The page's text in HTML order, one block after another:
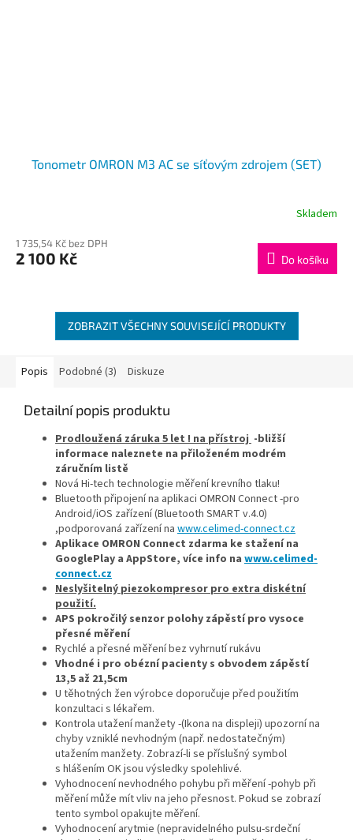
Tonometr OMRON M3 AC se síťovým zdrojem (SET)
Skladem
1 735,54 Kč bez DPH
2 100 Kč Do košíku
ZOBRAZIT VŠECHNY SOUVISEJÍCÍ PRODUKTY
Popis Podobné (3) Diskuze
Detailní popis produktu
Prodloužená záruka 5 let ! na přístroj -bližší
informace naleznete na přiloženém modrém
záručním listě
Nová Hi-tech technologie měření krevního tlaku!
Bluetooth připojení na aplikaci OMRON Connect -pro
Android/iOS zařízení (Bluetooth SMART v.4.0)
,podporovaná zařízení na www.celimed-connect.cz
Aplikace OMRON Connect zdarma ke stažení na
GooglePlay a AppStore, více info na www.celimed-
connect.cz
Neslyšitelný piezokompresor pro extra diskétní
použití.
APS pokročilý senzor polohy zápěstí pro vysoce
přesné měření
Rychlé a přesné měření bez vyhrnutí rukávu
Vhodné i pro obézní pacienty s obvodem zápěstí
13,5 až 21,5cm
U těhotných žen výrobce doporučuje před použitím
konzultaci s lékařem.
Kontrola utažení manžety -(Ikona na displeji) upozorní na
chyby vzniklé nevhodným (např. nedostatečným)
utažením manžety. Zobrazí-li se příslušný symbol
s hlášením OK jsou výsledky spolehlivé.
Vyhodnocení nevhodného pohybu při měření -pohyb při
měření může mít vliv na jeho přesnost. Pokud se zobrazí
tento symbol opakujte měření.
Vyhodnocení arytmie (nepravidelného pulsu-srdeční